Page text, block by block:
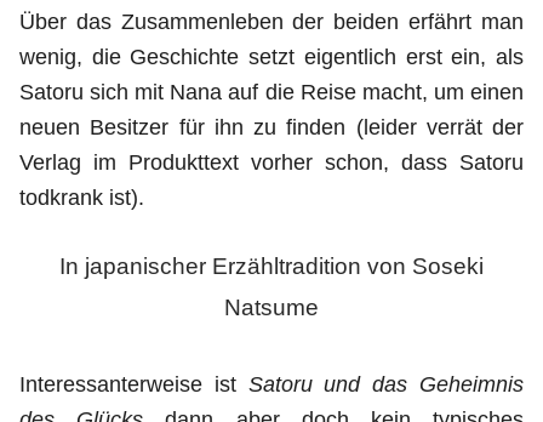
Über das Zusammenleben der beiden erfährt man
wenig, die Geschichte setzt eigentlich erst ein, als
Satoru sich mit Nana auf die Reise macht, um einen
neuen Besitzer für ihn zu finden (leider verrät der
Verlag im Produkttext vorher schon, dass Satoru
todkrank ist).
In japanischer Erzähltradition von Soseki
Natsume
Interessanterweise ist Satoru und das Geheimnis